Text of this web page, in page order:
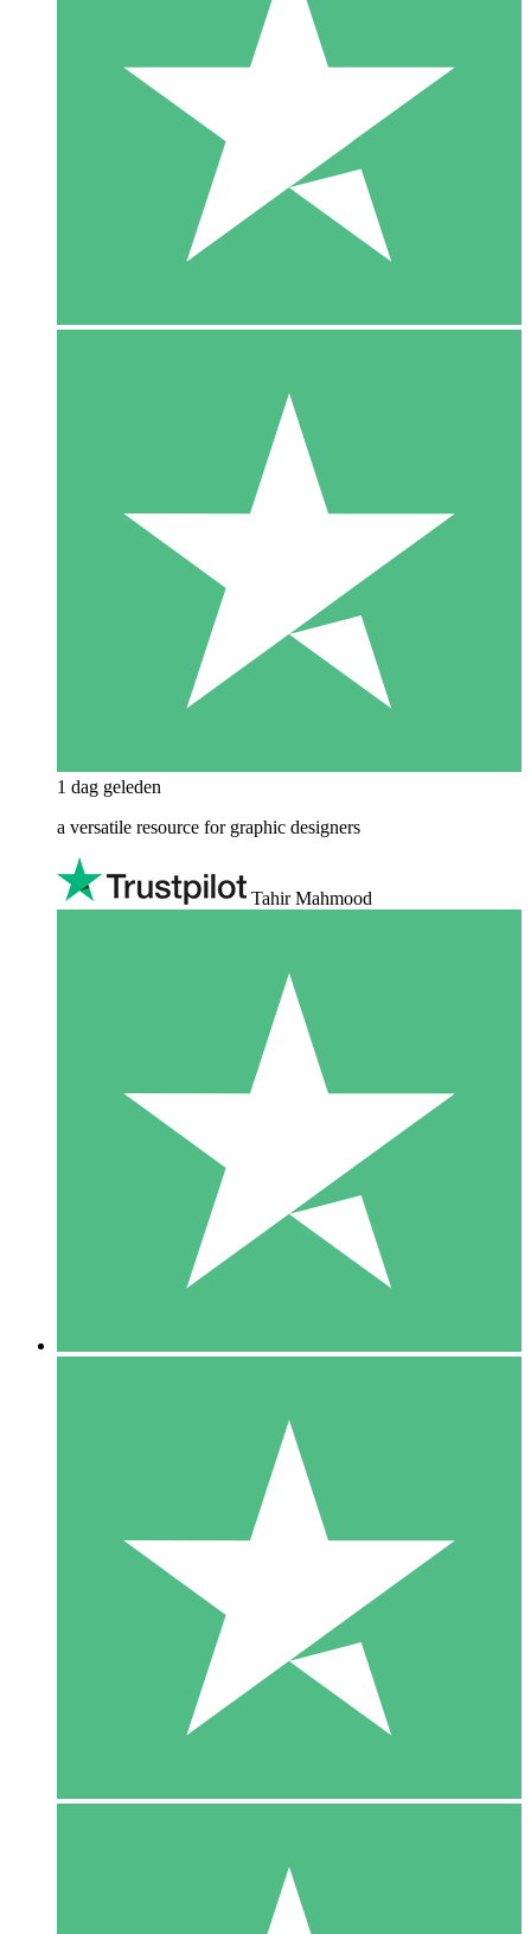
1 dag geleden
a versatile resource for graphic designers
Tahir Mahmood